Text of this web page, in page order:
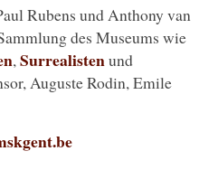
Rubens und Anthony van
des Museums wie
, Surrealistenund
Auguste Rodin, Emile